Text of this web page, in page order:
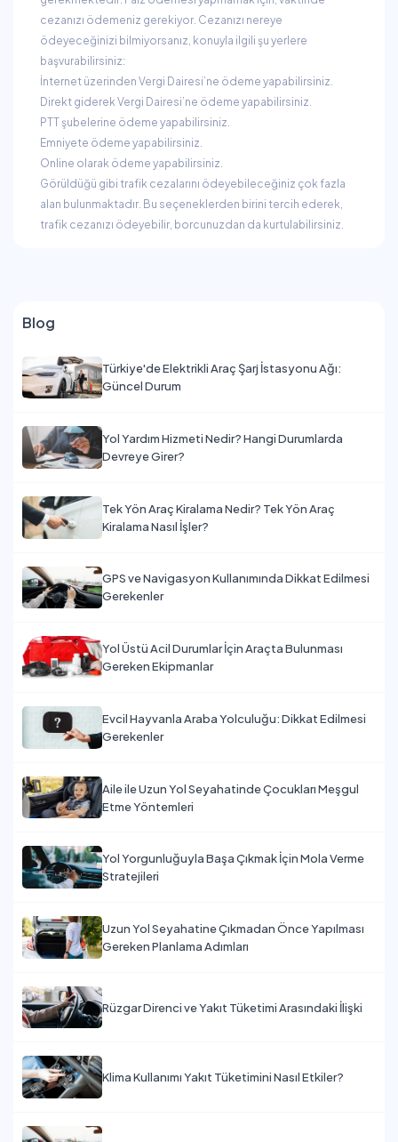
cezanızı ödemeniz gerekiyor. Cezanızı nereye
ödeyeceğinizi bilmiyorsanız, konuyla ilgili şu yerlere
başvurabilirsiniz:
İnternet üzerinden Vergi Dairesi’ne ödeme yapabilirsiniz.
Direkt giderek Vergi Dairesi’ne ödeme yapabilirsiniz.
PTT şubelerine ödeme yapabilirsiniz.
Emniyete ödeme yapabilirsiniz.
Online olarak ödeme yapabilirsiniz.
Görüldüğü gibi trafik cezalarını ödeyebileceğiniz çok fazla
alan bulunmaktadır. Bu seçeneklerden birini tercih ederek,
trafik cezanızı ödeyebilir, borcunuzdan da kurtulabilirsiniz.
Blog
Türkiye'de Elektrikli Araç Şarj İstasyonu Ağı:
Güncel Durum
Yol Yardım Hizmeti Nedir? Hangi Durumlarda
Devreye Girer?
Tek Yön Araç Kiralama Nedir? Tek Yön Araç
Kiralama Nasıl İşler?
GPS ve Navigasyon Kullanımında Dikkat Edilmesi
Gerekenler
Yol Üstü Acil Durumlar İçin Araçta Bulunması
Gereken Ekipmanlar
Evcil Hayvanla Araba Yolculuğu: Dikkat Edilmesi
Gerekenler
Aile ile Uzun Yol Seyahatinde Çocukları Meşgul
Etme Yöntemleri
Yol Yorgunluğuyla Başa Çıkmak İçin Mola Verme
Stratejileri
Uzun Yol Seyahatine Çıkmadan Önce Yapılması
Gereken Planlama Adımları
Rüzgar Direnci ve Yakıt Tüketimi Arasındaki İlişki
Klima Kullanımı Yakıt Tüketimini Nasıl Etkiler?